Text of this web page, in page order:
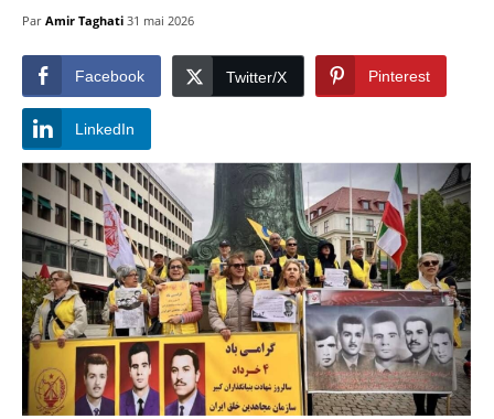
Par Amir Taghati 31 mai 2026
Facebook Twitter/X Pinterest
LinkedIn